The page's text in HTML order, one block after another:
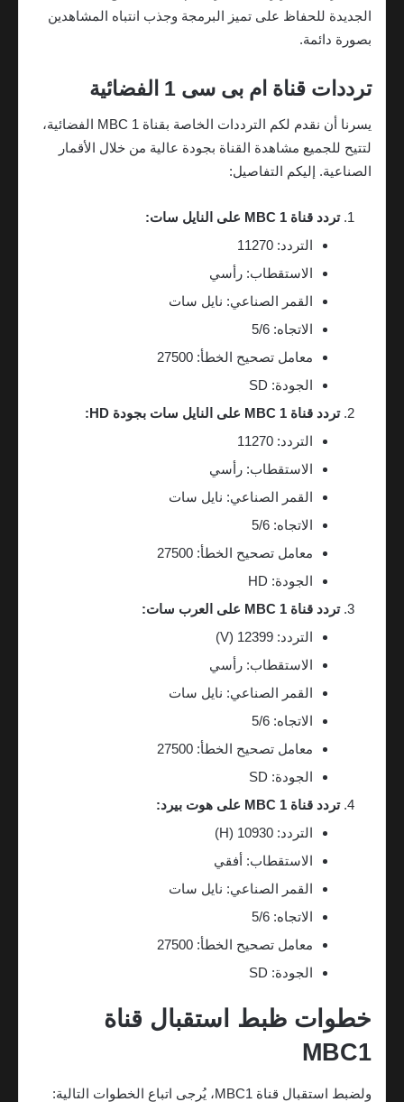
الجديدة للحفاظ على تميز البرمجة وجذب انتباه المشاهدين
بصورة دائمة.
ترددات قناة ام بى سى 1 الفضائية
يسرنا أن نقدم لكم الترددات الخاصة بقناة MBC 1 الفضائية،
لتتيح للجميع مشاهدة القناة بجودة عالية من خلال الأقمار
الصناعية. إليكم التفاصيل:
تردد قناة MBC 1 على النايل سات:
التردد: 11270
الاستقطاب: رأسي
القمر الصناعي: نايل سات
الاتجاه: 5/6
معامل تصحيح الخطأ: 27500
الجودة: SD
تردد قناة MBC 1 على النايل سات بجودة HD:
التردد: 11270
الاستقطاب: رأسي
القمر الصناعي: نايل سات
الاتجاه: 5/6
معامل تصحيح الخطأ: 27500
الجودة: HD
تردد قناة MBC 1 على العرب سات:
التردد: 12399 (V)
الاستقطاب: رأسي
القمر الصناعي: نايل سات
الاتجاه: 5/6
معامل تصحيح الخطأ: 27500
الجودة: SD
تردد قناة MBC 1 على هوت بيرد:
التردد: 10930 (H)
الاستقطاب: أفقي
القمر الصناعي: نايل سات
الاتجاه: 5/6
معامل تصحيح الخطأ: 27500
الجودة: SD
خطوات ظبط استقبال قناة
MBC1
ولضبط استقبال قناة MBC1، يُرجى اتباع الخطوات التالية: